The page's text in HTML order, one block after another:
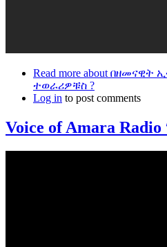
Read more about በዘመናዊት
ተወራሪዎቹስ ?
Log in to post comments
Voice of Amara Radio